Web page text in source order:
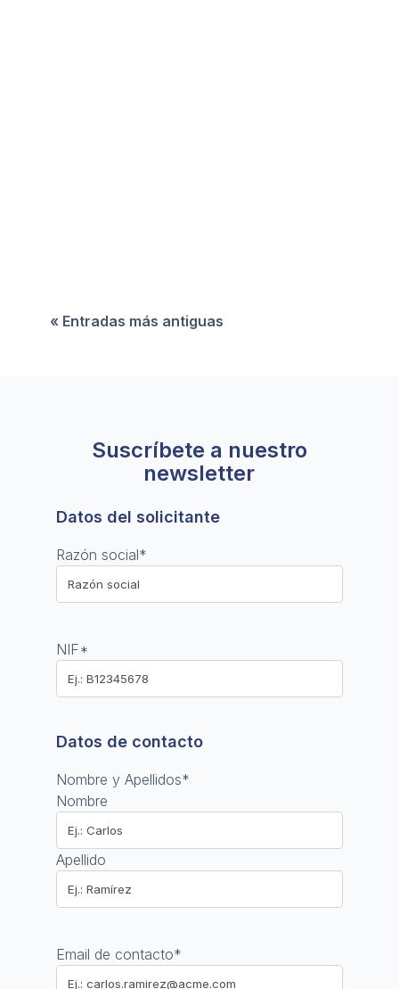
« Entradas más antiguas
Suscríbete a nuestro
newsletter
Datos del solicitante
Razón social*
NIF*
Datos de contacto
Nombre y Apellidos*
Nombre
Apellido
Email de contacto*